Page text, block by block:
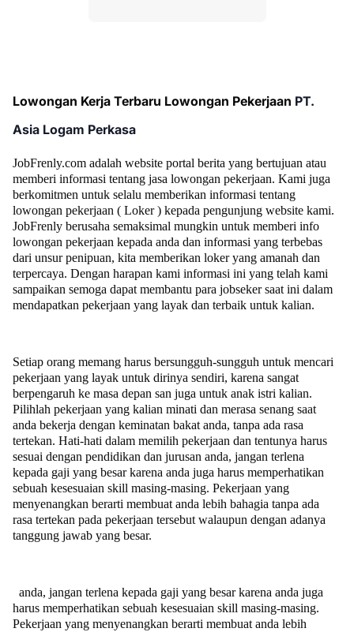
Lowongan Kerja Terbaru Lowongan Pekerjaan PT.
Asia Logam Perkasa
JobFrenly.com adalah website portal berita yang bertujuan atau
memberi informasi tentang jasa lowongan pekerjaan. Kami juga
berkomitmen untuk selalu memberikan informasi tentang
lowongan pekerjaan ( Loker ) kepada pengunjung website kami.
JobFrenly berusaha semaksimal mungkin untuk memberi info
lowongan pekerjaan kepada anda dan informasi yang terbebas
dari unsur penipuan, kita memberikan loker yang amanah dan
terpercaya. Dengan harapan kami informasi ini yang telah kami
sampaikan semoga dapat membantu para jobseker saat ini dalam
mendapatkan pekerjaan yang layak dan terbaik untuk kalian.
Setiap orang memang harus bersungguh-sungguh untuk mencari
pekerjaan yang layak untuk dirinya sendiri, karena sangat
berpengaruh ke masa depan san juga untuk anak istri kalian.
Pilihlah pekerjaan yang kalian minati dan merasa senang saat
anda bekerja dengan keminatan bakat anda, tanpa ada rasa
tertekan. Hati-hati dalam memilih pekerjaan dan tentunya harus
sesuai dengan pendidikan dan jurusan anda, jangan terlena
kepada gaji yang besar karena anda juga harus memperhatikan
sebuah kesesuaian skill masing-masing. Pekerjaan yang
menyenangkan berarti membuat anda lebih bahagia tanpa ada
rasa tertekan pada pekerjaan tersebut walaupun dengan adanya
tanggung jawab yang besar.
anda, jangan terlena kepada gaji yang besar karena anda juga
harus memperhatikan sebuah kesesuaian skill masing-masing.
Pekerjaan yang menyenangkan berarti membuat anda lebih